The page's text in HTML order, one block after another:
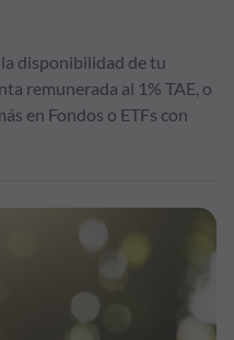
disponibilidad de tu
remunerada al 1% TAE, o
en Fondos o ETFs con